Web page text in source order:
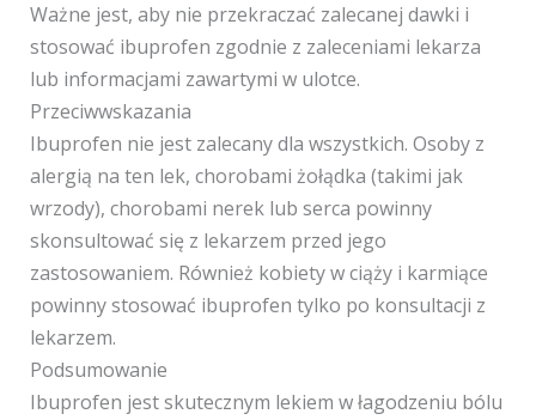
Ważne jest, aby nie przekraczać zalecanej dawki i
stosować ibuprofen zgodnie z zaleceniami lekarza
lub informacjami zawartymi w ulotce.
Przeciwwskazania
Ibuprofen nie jest zalecany dla wszystkich. Osoby z
alergią na ten lek, chorobami żołądka (takimi jak
wrzody), chorobami nerek lub serca powinny
skonsultować się z lekarzem przed jego
zastosowaniem. Również kobiety w ciąży i karmiące
powinny stosować ibuprofen tylko po konsultacji z
lekarzem.
Podsumowanie
Ibuprofen jest skutecznym lekiem w łagodzeniu bólu